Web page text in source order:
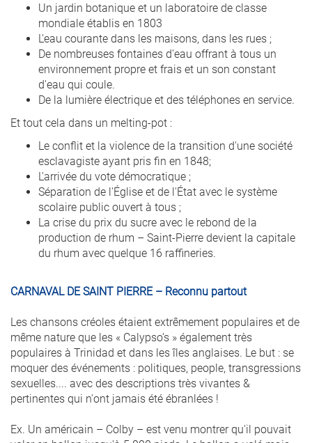
Un jardin botanique et un laboratoire de classe
mondiale établis en 1803
L'eau courante dans les maisons, dans les rues ;
De nombreuses fontaines d'eau offrant à tous un
environnement propre et frais et un son constant
d'eau qui coule.
De la lumière électrique et des téléphones en service.
Et tout cela dans un melting-pot :
Le conflit et la violence de la transition d'une société
esclavagiste ayant pris fin en 1848;
L'arrivée du vote démocratique ;
Séparation de l'Église et de l'État avec le système
scolaire public ouvert à tous ;
La crise du prix du sucre avec le rebond de la
production de rhum – Saint-Pierre devient la capitale
du rhum avec quelque 16 raffineries.
CARNAVAL DE SAINT PIERRE – Reconnu partout
Les chansons créoles étaient extrêmement populaires et de
même nature que les « Calypso’s » également très
populaires à Trinidad et dans les îles anglaises. Le but : se
moquer des événements : politiques, people, transgressions
sexuelles.... avec des descriptions très vivantes &
pertinentes qui n'ont jamais été ébranlées !
Ex. Un américain – Colby – est venu montrer qu'il pouvait